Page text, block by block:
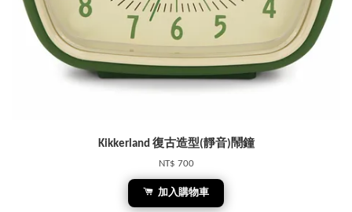
Kikkerland 復古造型(靜音)鬧鐘
NT$ 700
加入購物車